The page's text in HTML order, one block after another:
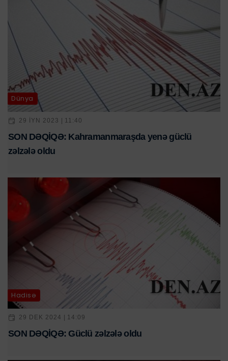
Dünya
29 IYN 2023 | 11:40
SON DƏQİQƏ: Kahramanmaraşda yenə güclü
zəlzələ oldu
Hadisə
29 DEK 2024 | 14:09
SON DƏQİQƏ: Güclü zəlzələ oldu